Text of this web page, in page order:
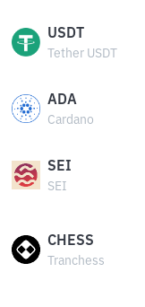
USDT
Tether USDT
ADA
Cardano
SEI
SEI
CHESS
Tranchess